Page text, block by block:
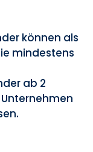
können als
mindestens
ab 2